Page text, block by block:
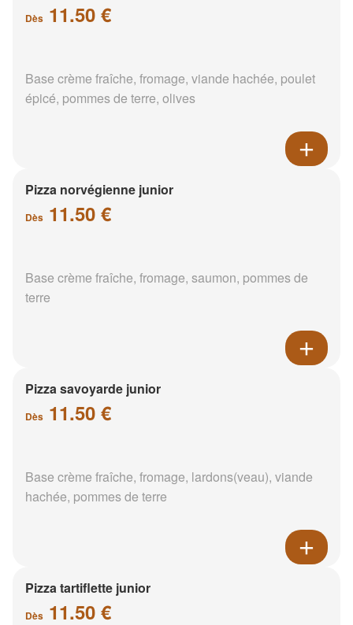
Dès 11.50 €
Base crème fraîche, fromage, viande hachée, poulet
épicé, pommes de terre, olives
Pizza norvégienne junior
Dès 11.50 €
Base crème fraîche, fromage, saumon, pommes de
terre
Pizza savoyarde junior
Dès 11.50 €
Base crème fraîche, fromage, lardons(veau), viande
hachée, pommes de terre
Pizza tartiflette junior
Dès 11.50 €